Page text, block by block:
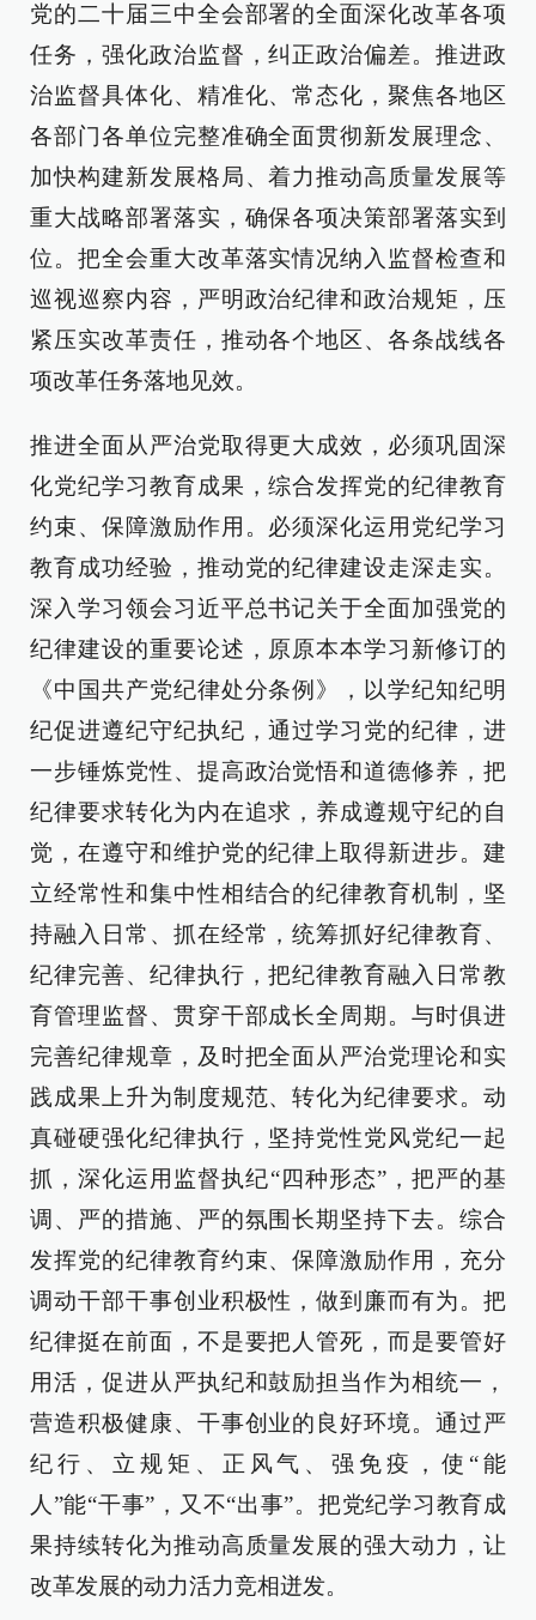
党的二十届三中全会部署的全面深化改革各项
任务，强化政治监督，纠正政治偏差。推进政
治监督具体化、精准化、常态化，聚焦各地区
各部门各单位完整准确全面贯彻新发展理念、
加快构建新发展格局、着力推动高质量发展等
重大战略部署落实，确保各项决策部署落实到
位。把全会重大改革落实情况纳入监督检查和
巡视巡察内容，严明政治纪律和政治规矩，压
紧压实改革责任，推动各个地区、各条战线各
项改革任务落地见效。
推进全面从严治党取得更大成效，必须巩固深
化党纪学习教育成果，综合发挥党的纪律教育
约束、保障激励作用。必须深化运用党纪学习
教育成功经验，推动党的纪律建设走深走实。
深入学习领会习近平总书记关于全面加强党的
纪律建设的重要论述，原原本本学习新修订的
《中国共产党纪律处分条例》，以学纪知纪明
纪促进遵纪守纪执纪，通过学习党的纪律，进
一步锤炼党性、提高政治觉悟和道德修养，把
纪律要求转化为内在追求，养成遵规守纪的自
觉，在遵守和维护党的纪律上取得新进步。建
立经常性和集中性相结合的纪律教育机制，坚
持融入日常、抓在经常，统筹抓好纪律教育、
纪律完善、纪律执行，把纪律教育融入日常教
育管理监督、贯穿干部成长全周期。与时俱进
完善纪律规章，及时把全面从严治党理论和实
践成果上升为制度规范、转化为纪律要求。动
真碰硬强化纪律执行，坚持党性党风党纪一起
抓，深化运用监督执纪“四种形态”，把严的基
调、严的措施、严的氛围长期坚持下去。综合
发挥党的纪律教育约束、保障激励作用，充分
调动干部干事创业积极性，做到廉而有为。把
纪律挺在前面，不是要把人管死，而是要管好
用活，促进从严执纪和鼓励担当作为相统一，
营造积极健康、干事创业的良好环境。通过严
纪行、立规矩、正风气、强免疫，使“能
人”能“干事”，又不“出事”。把党纪学习教育成
果持续转化为推动高质量发展的强大动力，让
改革发展的动力活力竞相迸发。